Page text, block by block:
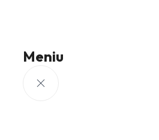
Meniu